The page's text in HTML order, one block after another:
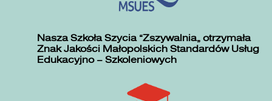
Nasza Szkoła Szycia „Zszywalnia” otrzymała
Znak Jakości Małopolskich Standardów Usług
Edukacyjno – Szkoleniowych